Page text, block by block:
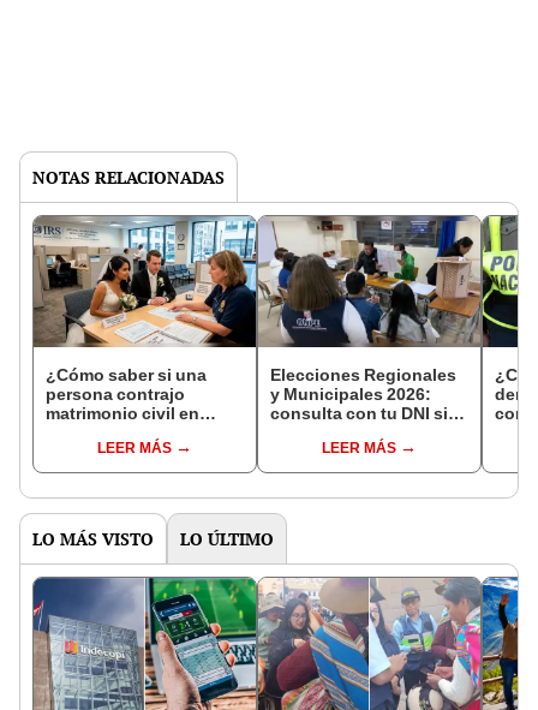
NOTAS RELACIONADAS
¿Cómo saber si una
persona contrajo
matrimonio civil en
LEER MÁS
Elecciones Regionales
y Municipales 2026:
consulta con tu DNI si
de mesa para este 4 de
octubre en el link oficial
LEER MÁS
con
LO MÁS VISTO LO ÚLTIMO